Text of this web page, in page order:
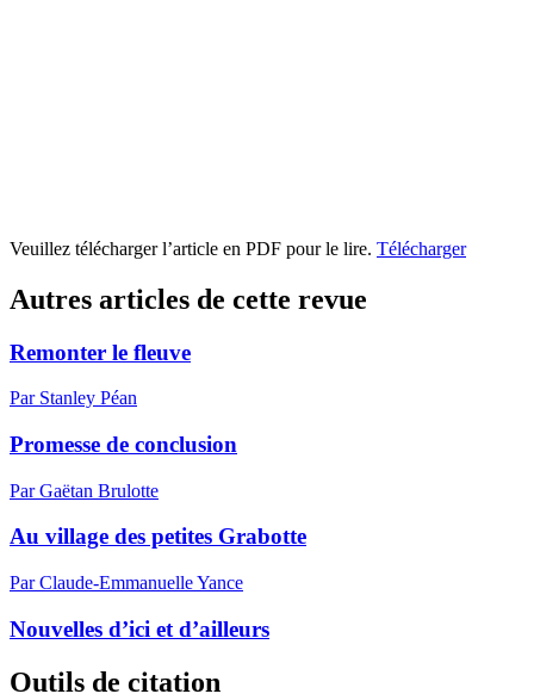
Veuillez télécharger l’article en PDF pour le lire. Télécharger
Autres articles de cette revue
Remonter le fleuve
Par Stanley Péan
Promesse de conclusion
Par Gaëtan Brulotte
Au village des petites Grabotte
Par Claude-Emmanuelle Yance
Nouvelles d’ici et d’ailleurs
Outils de citation